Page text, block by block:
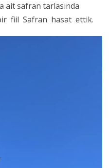
ait safran tarlasında
fiil Safran hasat ettik.